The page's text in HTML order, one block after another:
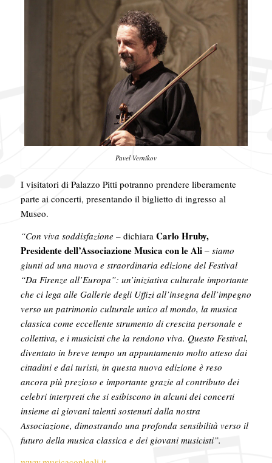
Pavel Vernikov
I visitatori di Palazzo Pitti potranno prendere liberamente
parte ai concerti, presentando il biglietto di ingresso al
Museo.
“Con viva soddisfazione – dichiara Carlo Hruby,
Presidente dell’Associazione Musica con le Ali–siamo
giunti ad una nuova e straordinaria edizione del Festival
“Da Firenze all’Europa”: un’iniziativa culturale importante
che ci lega alle Gallerie degli Uffizi all’insegna dell’impegno
verso un patrimonio culturale unico al mondo, la musica
classica come eccellente strumento di crescita per­sonale e
collettiva, e i musicisti che la rendono viva. Questo Festival,
diventato in breve tempo un appuntamento molto atteso dai
cittadini e dai turisti, in questa nuova edizione è reso
ancora più prezioso e importante grazie al contributo dei
celebri interpreti che si esibiscono in alcuni dei concerti
insieme ai giovani talenti sostenuti dalla nostra
Associazione, dimostrando una profonda sensibilità verso il
futuro della musica classica e dei giovani musicisti”.